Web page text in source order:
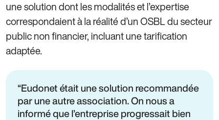
une solution dont les modalités et l’expertise
correspondaient à la réalité d’un OSBL du secteur
public non financier, incluant une tarification
adaptée.
Eudonet était une solution recommandée
par une autre association. On nous a
informé que l’entreprise progressait bien